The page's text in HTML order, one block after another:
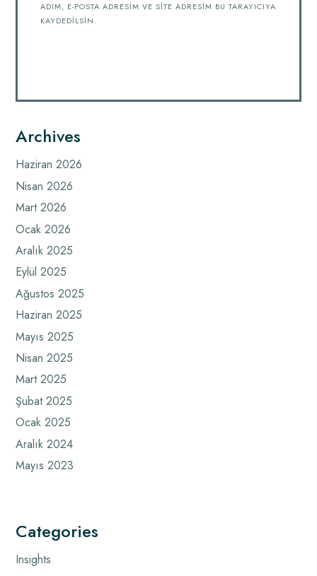
ADIM, E-POSTA ADRESIM VE SITE ADRESIM BU TARAYICIYA
KAYDEDILSIN.
Archives
Haziran 2026
Nisan 2026
Mart 2026
Ocak 2026
Aralık 2025
Eylül 2025
Ağustos 2025
Haziran 2025
Mayıs 2025
Nisan 2025
Mart 2025
Şubat 2025
Ocak 2025
Aralık 2024
Mayıs 2023
Categories
Insights